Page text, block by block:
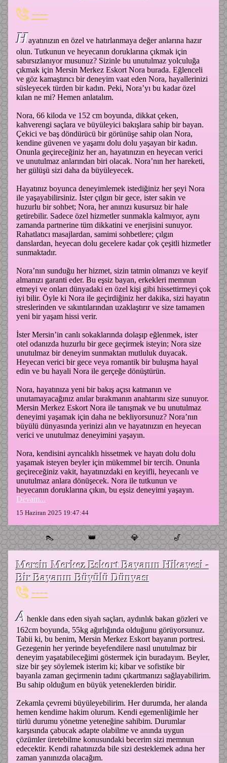
----
Hayatınızın en özel ve hatırlanmaya değer anlarına hazır
olun. Tutkunun ve heyecanın doruklarına çıkmak için
sabırsızlanıyor musunuz? Sizinle bu unutulmaz yolculuğa
çıkmak için Mersin Merkez Eskort Nora burada. Eğlenceli
ve göz kamaştırıcı bir deneyim vaat eden Nora, hayallerinizi
süsleyecek türden bir kadın. Peki, Nora’yı bu kadar özel
kılan ne mi? Hemen anlatalım.
Nora, 66 kiloda ve 152 cm boyunda, dikkat çeken,
kahverengi saçlara ve büyüleyici bakışlara sahip bir bayan.
Çekici ve baş döndürücü bir görünüşe sahip olan Nora,
kendine güvenen ve yaşamı dolu dolu yaşayan bir kadın.
Onunla geçireceğiniz her an, hayatınızın en heyecan verici
ve unutulmaz anlarından biri olacak. Nora’nın her hareketi,
her gülüşü sizi daha da büyüleyecek.
Hayatınız boyunca deneyimlemek istediğiniz her şeyi Nora
ile yaşayabilirsiniz. İster çılgın bir gece, ister sakin ve
huzurlu bir sohbet; Nora, her anınızı kusursuz bir hale
getirebilir. Sadece özel hizmetler sunmakla kalmıyor, aynı
zamanda partnerine tüm dikkatini ve enerjisini sunuyor.
Rahatlatıcı masajlardan, samimi sohbetlere; çılgın
danslardan, heyecan dolu gecelere kadar çok çeşitli hizmetler
sunmaktadır.
Nora’nın sunduğu her hizmet, sizin tatmin olmanızı ve keyif
almanızı garanti eder. Bu eşsiz bayan, erkekleri memnun
etmeyi ve onları dünyadaki en özel kişi gibi hissettirmeyi çok
iyi bilir. Öyle ki Nora ile geçirdiğiniz her dakika, sizi hayatın
streslerinden ve sıkıntılarından uzaklaştırır ve size tamamen
yeni bir yaşam hissi verir.
İster Mersin’in canlı sokaklarında dolaşıp eğlenmek, ister
otel odanızda huzurlu bir gece geçirmek isteyin; Nora size
unutulmaz bir deneyim sunmaktan mutluluk duyacak.
Heyecan verici bir gece veya romantik bir buluşma hayal
edin ve bu hayali Nora ile gerçeğe dönüştürün.
Nora, hayatınıza yeni bir bakış açısı katmanın ve
unutamayacağınız anılar bırakmanın anahtarını size sunuyor.
Mersin Merkez Eskort Nora ile tanışmak ve bu unutulmaz
deneyimi yaşamak için daha ne bekliyorsunuz? Nora’nın
büyülü dünyasında yerinizi alın ve hayatınızın en heyecan
verici ve unutulmaz deneyimini yaşayın.
Nora, kendisini ayrıcalıklı hissetmek ve hayatı dolu dolu
yaşamak isteyen beyler için mükemmel bir tercih. Onunla
geçireceğiniz vakit, hayatınızdaki en keyifli, heyecanlı ve
unutulmaz anlara dönüşecek. Nora ile tutkunun ve
heyecanın doruklarına çıkın, bu eşsiz deneyimi yaşayın.
Devam...
15 Haziran 2025 19:47:44
👠 👑 💎 🎷
Mersin Merkez Eskort Bayanın Hikayesi -
Bir Bayanın Büyülü Dünyası
----
Ahenkle dans eden siyah saçları, aydınlık bakan gözleri ve
162cm boyunda, 55kg ağırlığında olduğunu görüyorsunuz.
Tabii ki, bu benim, Mersin Merkez Eskort bayanın portresi.
Gezegenin her yerinde beyefendilere nasıl unutulmaz bir
deneyim yaşatabileceğimi göstermek için buradayım. Beyler,
size bir şey söylemek isterim ki; kibar ve sofistike bir
bayanla zaman geçirmenin tadını çıkartmanızı sağlayabilirim.
Bu sahip olduğum en büyük yeteneklerden biridir.
Zekamla çevremi büyüleyebilirim. Her durumda, her alanda
hemen kendime hakim olurum. Kendi egemenliğimle her
türlü durumu yönetme yeteneğine sahibim. Durumlar
karşısında çabucak adapte olabilme ve anında uygun
çözümler üretebilme konusundaki becerim sizi memnun
edecektir. Kendi rahatınızda bile sizi desteklemek adına her
zaman yanınızda olacağım.